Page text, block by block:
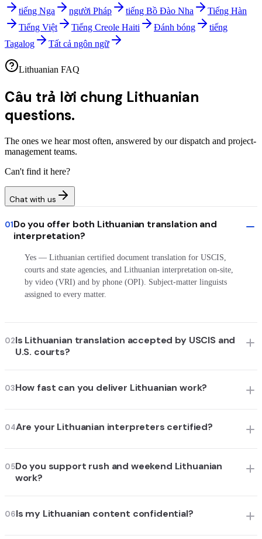
tiếng Nga
người Pháp tiếng Bồ Đào Nha
Tiếng Hàn
Tiếng Việt
Tiếng Creole Haiti Đánh bóng
tiếng
Tagalog
Tất cả ngôn ngữ
Lithuanian FAQ
Câu trả lời chung Lithuanian
questions.
The ones we hear most often, answered by our dispatch and project-
management teams.
Can't find it here?
Chat with us
01Do you offer both Lithuanian translation and
interpretation?
Yes — Lithuanian certified document translation for USCIS,
courts and state agencies, and Lithuanian interpretation on-site,
by video (VRI) and by phone (OPI). Subject-matter linguists
assigned to every matter.
02Is Lithuanian translation accepted by USCIS and
U.S. courts?
03How fast can you deliver Lithuanian work?
04Are your Lithuanian interpreters certified?
05Do you support rush and weekend Lithuanian
work?
06Is my Lithuanian content confidential?